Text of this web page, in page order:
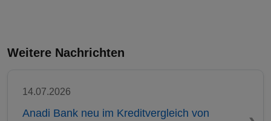
Weitere Nachrichten
14.07.2026
Anadi Bank neu im Kreditvergleich von